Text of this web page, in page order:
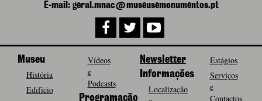
E-mail: geral.mnac@museusemonumentos.pt
Museu
História
Edifício
Vídeos
e
Podcasts
Programação
Newsletter
Informações
Localização
Estágios
Serviços
e
Contactos